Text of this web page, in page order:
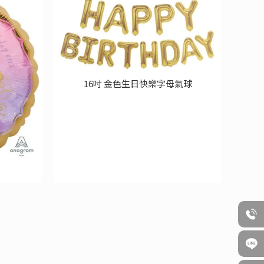
16吋 金色生日快樂字母氣球